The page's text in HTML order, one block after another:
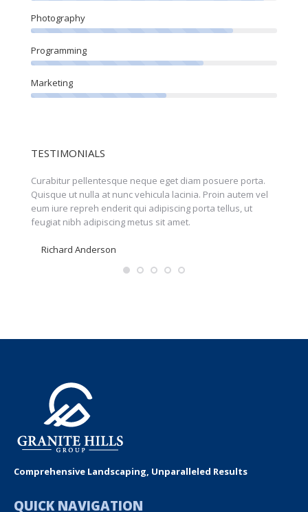
Photography
Programming
Marketing
TESTIMONIALS
Curabitur pellentesque neque eget diam posuere porta.
Quisque ut nulla at nunc vehicula lacinia. Proin autem vel
eum iure repreh enderit qui adipiscing porta tellus, ut
feugiat nibh adipiscing metus sit amet.
Richard Anderson
Comprehensive Landscaping, Unparalleled Results
QUICK NAVIGATION